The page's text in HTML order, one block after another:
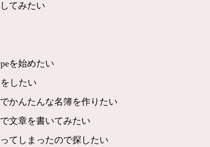
てみたい
を始めたい
したい
かんたんな名簿を作りたい
文章を書いてみたい
てしまったので探したい